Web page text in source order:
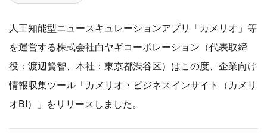
人工知能型ニュースキュレーションアプリ「カメリオ」等
を運営する株式会社白ヤギコーポレーション（代表取締
役：渡辺賢智、本社：東京都渋谷区）はこの度、企業向け
情報収集ツール「カメリオ・ビジネスインサイト（カメリ
オBI）」をリリースしました。